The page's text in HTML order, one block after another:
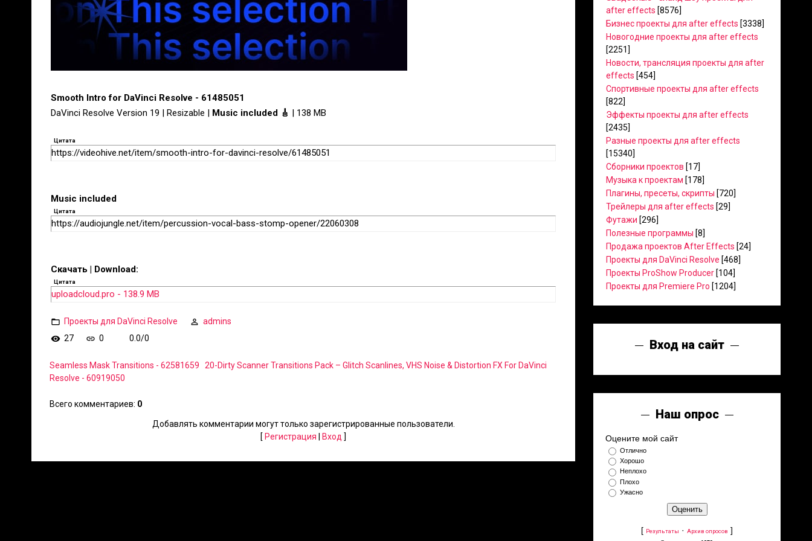
Smooth Intro for DaVinci Resolve - 61485051
DaVinci Resolve Version 19 | Resizable | Music included 🎸 | 138 MB
Цитата
https://videohive.net/item/smooth-intro-for-davinci-resolve/61485051
Music included
Цитата
https://audiojungle.net/item/percussion-vocal-bass-stomp-opener/22060308
Скачать | Download:
Цитата
uploadcloud.pro - 138.9 MB
Проекты для DaVinci Resolve
admins
27
0 0.0/0
Seamless Mask Transitions - 62581659
20-Dirty Scanner Transitions Pack – Glitch Scanlines, VHS Noise & Distortion FX For DaVinci
Resolve - 60919050
Всего комментариев: 0
Добавлять комментарии могут только зарегистрированные пользователи.
[ Регистрация Вход ]
after effects [8576]
Бизнес проекты для after effects [3338]
Новогодние проекты для after effects
[2251]
Новости, трансляция проекты для after
effects [454]
Спортивные проекты для after effects
[822]
Эффекты проекты для after effects
[2435]
Разные проекты для after effects
[15340]
Сборники проектов [17]
Музыка к проектам [178]
Плагины, пресеты, скрипты [720]
Трейлеры для after effects [29]
Футажи [296]
Полезные программы [8]
Продажа проектов After Effects [24]
Проекты для DaVinci Resolve [468]
Проекты ProShow Producer [104]
Проекты для Premiere Pro [1204]
Вход на сайт
Наш опрос
Оцените мой сайт
Отлично
Хорошо
Неплохо
Плохо
Ужасно
[ Результаты · Архив опросов ]